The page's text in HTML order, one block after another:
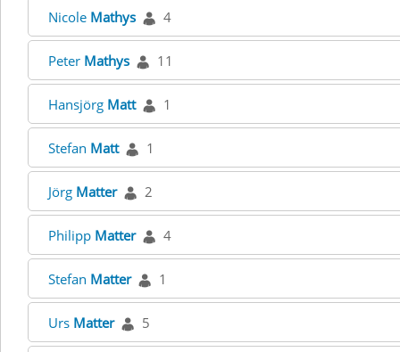
Nicole Mathys 4
Peter Mathys 11
Hansjörg Matt 1
Stefan Matt 1
Jörg Matter 2
Philipp Matter 4
Stefan Matter 1
Urs Matter 5